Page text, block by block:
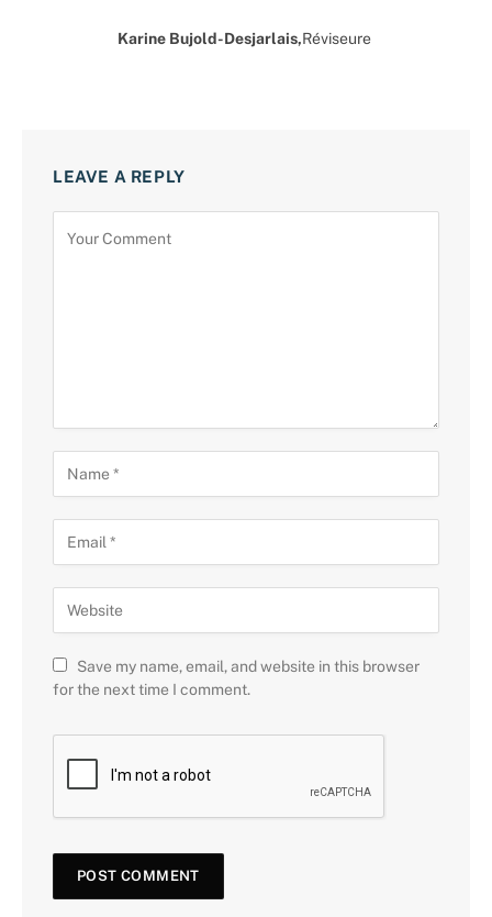
Karine Bujold-Desjarlais,Réviseure
LEAVE A REPLY
Save my name, email, and website in this browser
for the next time I comment.